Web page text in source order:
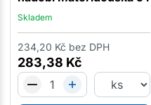
Skladem
283,38 Kč
234,20 Kč bez DPH